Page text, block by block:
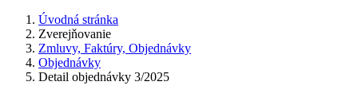
Úvodná stránka
Zverejňovanie
Zmluvy, Faktúry, Objednávky
Objednávky
Detail objednávky 3/2025